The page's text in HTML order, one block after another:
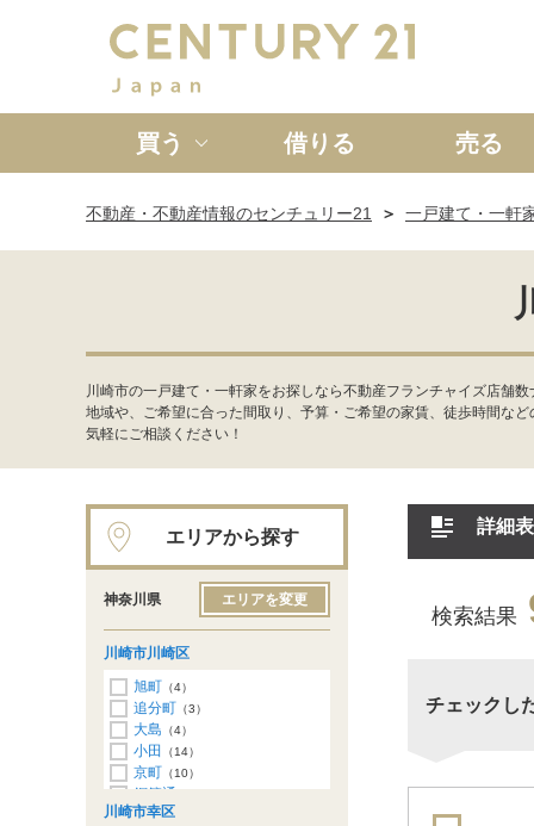
買う
新築一戸建て 中古一戸
借りる 売る
不動産・不動産情報のセンチュリー21 一戸建て・一軒
川崎市の一戸建て・一軒家をお探しなら不動産フランチャイズ店舗
地域や、ご希望に合った間取り、予算・ご希望の家賃、徒歩時間な
気軽にご相談ください！
詳細
検索結果
チェックし
エリアから探す
神奈川県 エリアを変更
川崎市川崎区
旭町 （4）
追分町 （3）
大島 （4）
小田 （14）
京町 （10）
鋼管通
昭和（5）
川崎市幸区